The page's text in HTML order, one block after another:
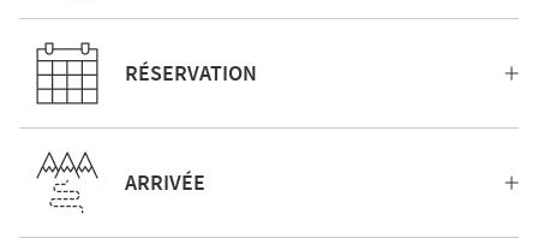
RÉSERVATION
ARRIVÉE